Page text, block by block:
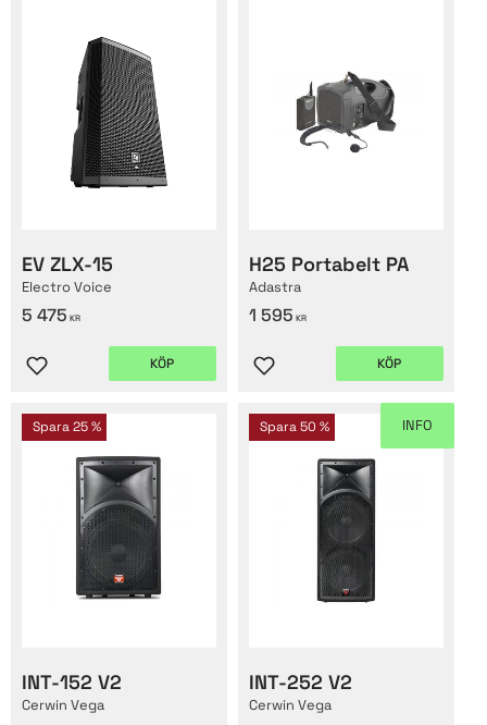
EV ZLX-15
Electro Voice
5 475 KR
Lägg till i favoriter
KÖP
H25 Portabelt PA
Adastra
1 595 KR
Lägg till i favoriter
KÖP
INT-152 V2
Cerwin Vega
Spara25 %
INT-252 V2
Cerwin Vega
Spara50 % INFO